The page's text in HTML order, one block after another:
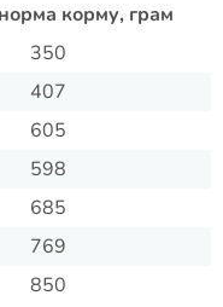
корму, грам
350
407
605
598
685
769
850